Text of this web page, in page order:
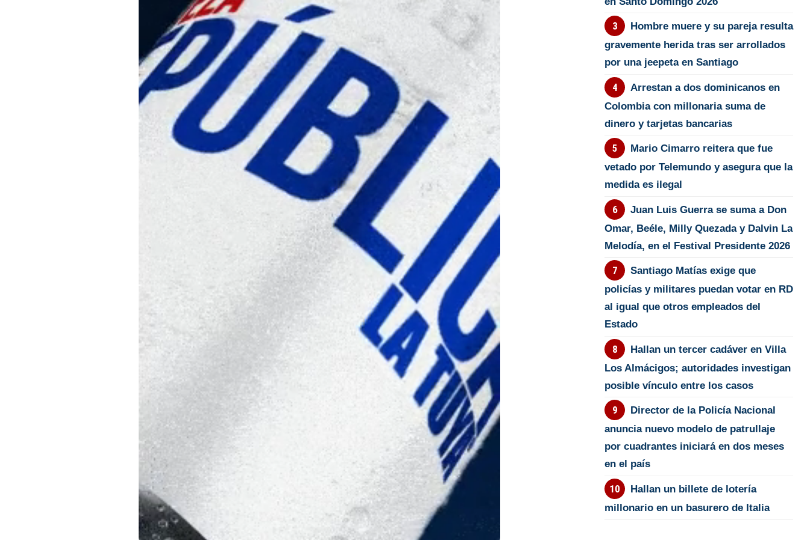
Hombre muere y su pareja resulta
gravemente herida tras ser arrollados
por una jeepeta en Santiago
Arrestan a dos dominicanos en
Colombia con millonaria suma de
dinero y tarjetas bancarias
Mario Cimarro reitera que fue
vetado por Telemundo y asegura que la
medida es ilegal
Juan Luis Guerra se suma a Don
Omar, Beéle, Milly Quezada y Dalvin La
Melodía, en el Festival Presidente 2026
Santiago Matías exige que
policías y militares puedan votar en RD
al igual que otros empleados del
Estado
Hallan un tercer cadáver en Villa
Los Almácigos; autoridades investigan
posible vínculo entre los casos
Director de la Policía Nacional
anuncia nuevo modelo de patrullaje
por cuadrantes iniciará en dos meses
en el país
Hallan un billete de lotería
millonario en un basurero de Italia